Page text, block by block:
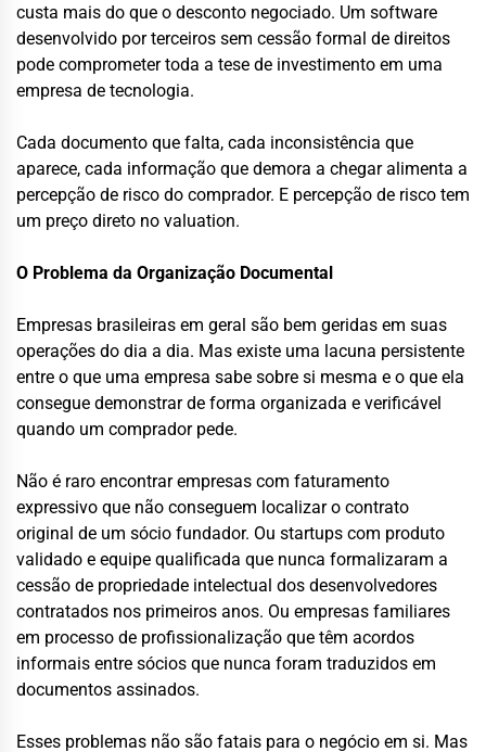
custa mais do que o desconto negociado. Um software
desenvolvido por terceiros sem cessão formal de direitos
pode comprometer toda a tese de investimento em uma
empresa de tecnologia.
Cada documento que falta, cada inconsistência que
aparece, cada informação que demora a chegar alimenta a
percepção de risco do comprador. E percepção de risco tem
um preço direto no valuation.
O Problema da Organização Documental
Empresas brasileiras em geral são bem geridas em suas
operações do dia a dia. Mas existe uma lacuna persistente
entre o que uma empresa sabe sobre si mesma e o que ela
consegue demonstrar de forma organizada e verificável
quando um comprador pede.
Não é raro encontrar empresas com faturamento
expressivo que não conseguem localizar o contrato
original de um sócio fundador. Ou startups com produto
validado e equipe qualificada que nunca formalizaram a
cessão de propriedade intelectual dos desenvolvedores
contratados nos primeiros anos. Ou empresas familiares
em processo de profissionalização que têm acordos
informais entre sócios que nunca foram traduzidos em
documentos assinados.
Esses problemas não são fatais para o negócio em si. Mas